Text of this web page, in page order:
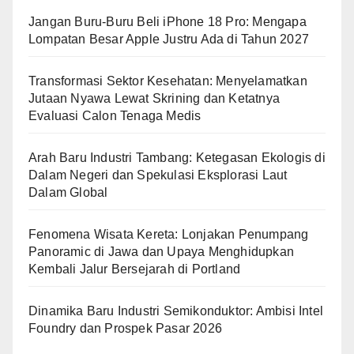
Jangan Buru-Buru Beli iPhone 18 Pro: Mengapa
Lompatan Besar Apple Justru Ada di Tahun 2027
Transformasi Sektor Kesehatan: Menyelamatkan
Jutaan Nyawa Lewat Skrining dan Ketatnya
Evaluasi Calon Tenaga Medis
Arah Baru Industri Tambang: Ketegasan Ekologis di
Dalam Negeri dan Spekulasi Eksplorasi Laut
Dalam Global
Fenomena Wisata Kereta: Lonjakan Penumpang
Panoramic di Jawa dan Upaya Menghidupkan
Kembali Jalur Bersejarah di Portland
Dinamika Baru Industri Semikonduktor: Ambisi Intel
Foundry dan Prospek Pasar 2026